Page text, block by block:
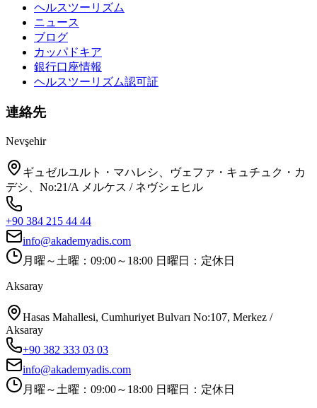
ヘルスツーリズム
ニュース
ブログ
カッパドキア
銀行口座情報
ヘルスツーリズム認可証
連絡先
Nevşehir
ギュゼルユルト・マハレシ、ヴェファ・キュチュク・カ
デシ、No:21/A メルケス / ネヴシェヒル
+90 384 215 44 44
info@akademyadis.com
月曜～土曜：09:00～18:00 日曜日：定休日
Aksaray
Hasas Mahallesi, Cumhuriyet Bulvarı No:107, Merkez /
Aksaray
+90 382 333 03 03
info@akademyadis.com
月曜～土曜：09:00～18:00 日曜日：定休日